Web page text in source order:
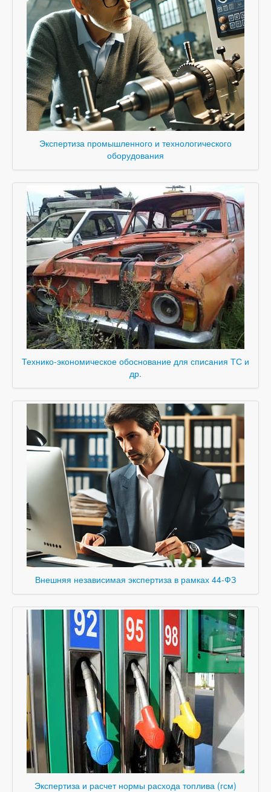
Экспертиза промышленного и технологического
оборудования
Технико-экономическое обоснование для списания ТС и
др.
Внешняя независимая экспертиза в рамках 44-ФЗ
Экспертиза и расчет нормы расхода топлива (гсм)